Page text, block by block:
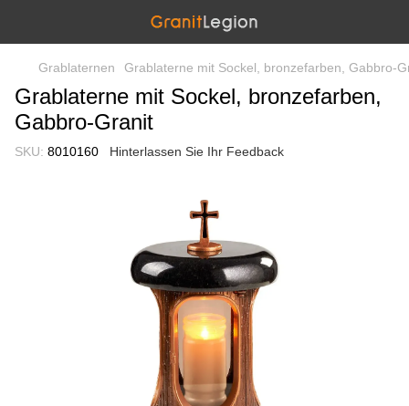
Grablaternen Grablaterne mit Sockel, bronzefarben, Gabbro-
Grablaterne mit Sockel, bronzefarben,
Gabbro-Granit
SKU: 8010160 Hinterlassen Sie Ihr Feedback